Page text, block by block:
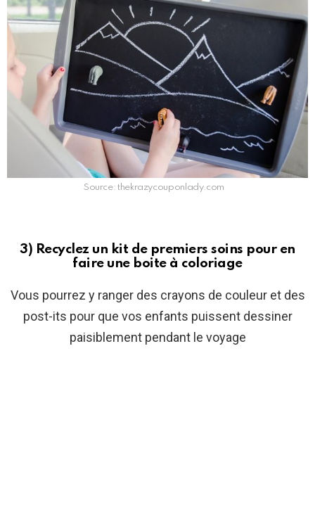
Source: thekrazycouponlady.com
3) Recyclez un kit de premiers soins pour en
faire une boite à coloriage
Vous pourrez y ranger des crayons de couleur et des
post-its pour que vos enfants puissent dessiner
paisiblement pendant le voyage